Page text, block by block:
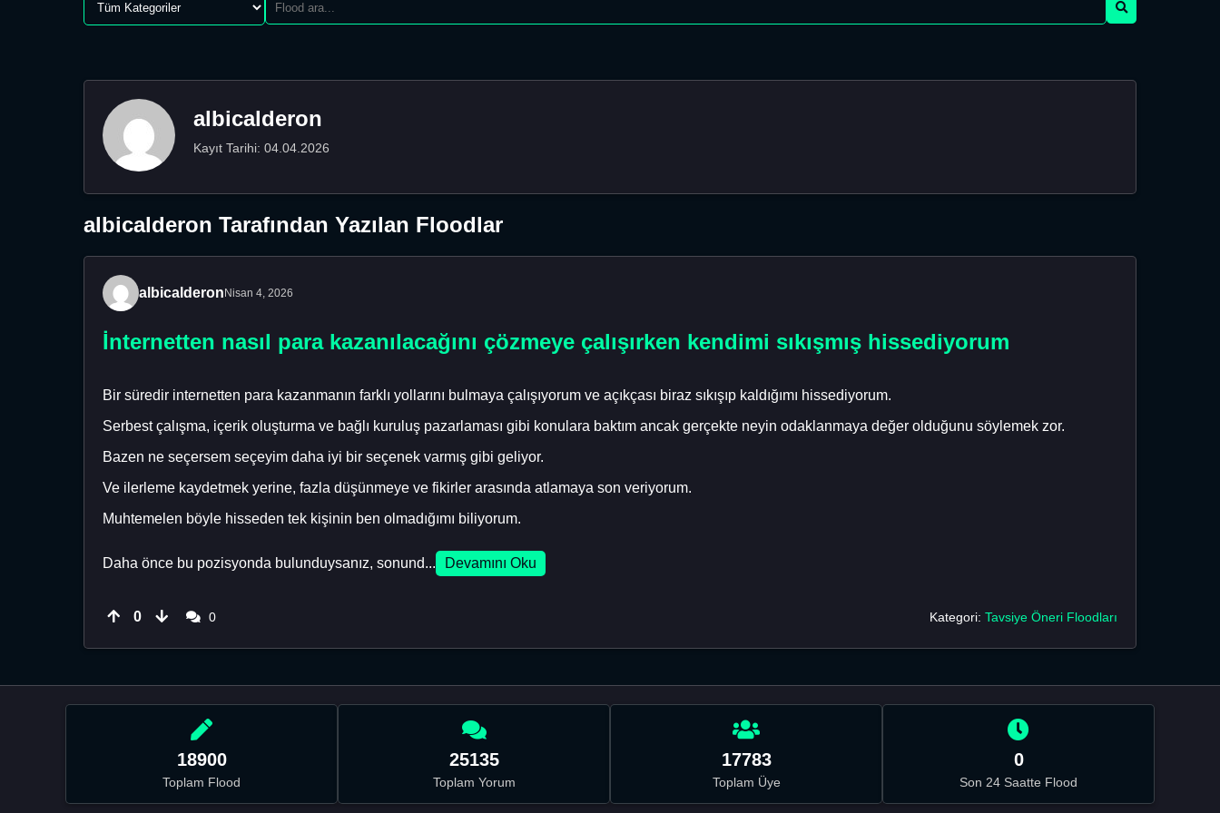
albicalderon
Kayıt Tarihi: 04.04.2026
albicalderon Tarafından Yazılan Floodlar
albicalderon Nisan 4, 2026
İnternetten nasıl para kazanılacağını çözmeye çalışırken kendimi sıkışmış hissediyorum
Bir süredir internetten para kazanmanın farklı yollarını bulmaya çalışıyorum ve açıkçası biraz sıkışıp kaldığımı hissediyorum.
Serbest çalışma, içerik oluşturma ve bağlı kuruluş pazarlaması gibi konulara baktım ancak gerçekte neyin odaklanmaya değer olduğunu söylemek zor.
Bazen ne seçersem seçeyim daha iyi bir seçenek varmış gibi geliyor.
Ve ilerleme kaydetmek yerine, fazla düşünmeye ve fikirler arasında atlamaya son veriyorum.
Muhtemelen böyle hisseden tek kişinin ben olmadığımı biliyorum.
Daha önce bu pozisyonda bulunduysanız, sonund... Devamını Oku
0 0 Kategori: Tavsiye Öneri Floodları
18900
Toplam Flood
25135
Toplam Yorum
17783
Toplam Üye
0
Son 24 Saatte Flood